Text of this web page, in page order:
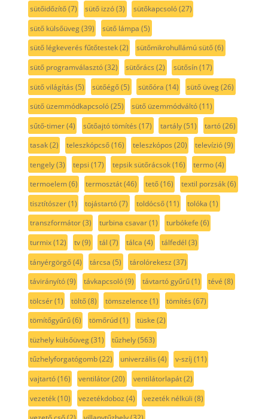
sütőidőzítő(7) sütő izzó(3) sütőkapcsoló(27)
sütő külsőüveg(39) sütő lámpa (5)
sütő légkeverés fűtőtestek(2) sütőmikrohullámú sütő(6)
sütő programválasztó(32) sütőrács (2) sütősín(17)
sütő világítás (5) sütőégő(5) sütőóra (14) sütő üveg(26)
sütő üzemmódkapcsoló(25) sütő üzemmódváltó(11)
sűtő-timer(4) sűtőajtó tömítés (17) tartály(51) tartó(26)
tasak(2) teleszkópcső(16) teleszkópos (20) televízió(9)
tengely(3) tepsi (17) tepsik sütőrácsok(16) termo(4)
termoelem(6) termosztát(46) tető(16) textil porzsák(6)
tisztítószer(1) tojástartó(7) toldócső(11) tolóka (1)
transzformátor(3) turbina csavar(1) turbókefe (6)
turmix(12) tv(9) tál (7) tálca (4) tálfedél (3)
tányérgörgő(4) tárcsa (5) tárolórekesz (37)
távirányító(9) távkapcsoló(9) távtartó gyűrű(1) tévé (8)
tölcsér(1) töltő(8) tömszelence (1) tömítés (67)
tömítőgyűrű(6) tömőrúd(1) tüske (2)
tüzhely külsőüveg(31) tűzhely(563)
tűzhelyforgatógomb(22) univerzális (4) v-szíj (11)
vajtartó(16) ventilátor(20) ventilátorlapát(2)
vezeték(10) vezetékdoboz (4) vezeték nélküli (8)